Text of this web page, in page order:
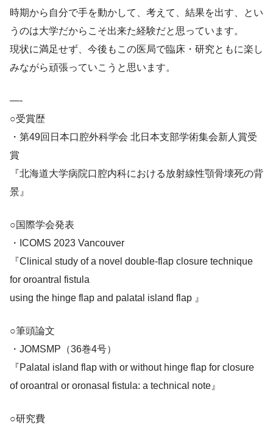
時期から自分で手を動かして、考えて、結果を出す、とい
うのは大学だからこそ出来た経験だと思っています。
現状に満足せず、今後もこの医局で臨床・研究ともに楽し
みながら頑張っていこうと思います。
—-
○受賞歴
・第49回日本口腔外科学会 北日本支部学術集会新人賞受
賞
『北海道大学病院口腔内科における放射線性顎骨壊死の背
景』
○国際学会発表
・ICOMS 2023 Vancouver
『Clinical study of a novel double-flap closure technique
for oroantral fistula
using the hinge flap and palatal island flap 』
○筆頭論文
・JOMSMP（36巻4号）
『Palatal island flap with or without hinge flap for closure
of oroantral or oronasal fistula: a technical note』
○研究費